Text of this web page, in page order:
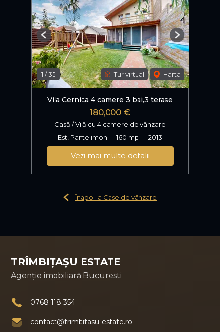
1 /35 Tur virtual Harta
Previous Next
Vila Cernica 4 camere 3 bai,3 terase
180,000 €
Casă / Vilă cu 4 camere de vânzare
Est, Pantelimon
160 mp 2013
Vezi mai multe detalii
Înapoi la Case de vânzare
TRÎMBIȚAȘU ESTATE
Agenție imobiliară Bucuresti
0768 118 354
contact@trimbitasu-estate.ro